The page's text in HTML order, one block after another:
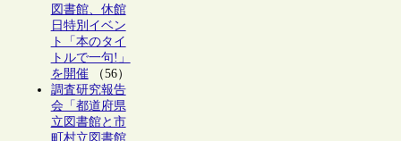
図書館、休館
日特別イベン
ト「本のタイ
トルで一句!」
を開催（56）
調査研究報告
会「都道府県
立図書館と市
町村立図書館